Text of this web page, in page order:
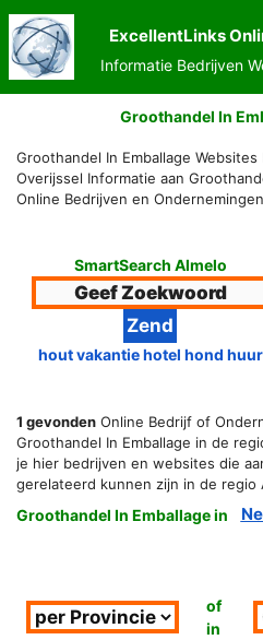
Ga
naar
de
inhoud
ExcellentLinks
Informatie Bedrijven
Groothandel In
Groothandel In Emballage
Overijssel Informatie aan
Online Bedrijven en
SmartSearch Almelo
hout vakantie hotel hond huur
1 gevonden Online Bedrijf of
Groothandel In Emballage in de
je hier bedrijven en websites die
gerelateerd kunnen zijn in de regio
Groothandel In Emballage in
of
in